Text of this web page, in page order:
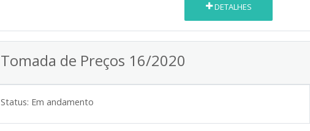
DETALHES
Tomada de Preços 16/2020
Status: Em andamento